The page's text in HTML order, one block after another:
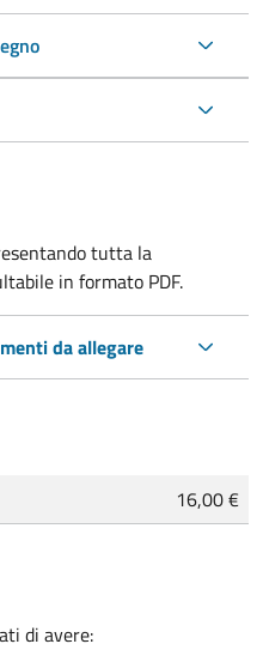
tutta la
in formato PDF.
da allegare
16,00 €
di avere: